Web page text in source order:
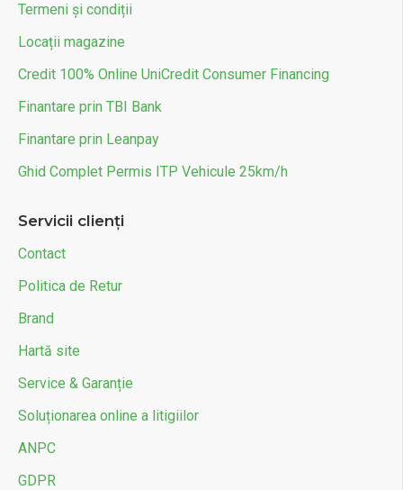
Termeni și condiții
Locații magazine
Credit 100% Online UniCredit Consumer Financing
Finantare prin TBI Bank
Finantare prin Leanpay
Ghid Complet Permis ITP Vehicule 25km/h
Servicii clienți
Contact
Politica de Retur
Brand
Hartă site
Service & Garanție
Soluționarea online a litigiilor
ANPC
GDPR